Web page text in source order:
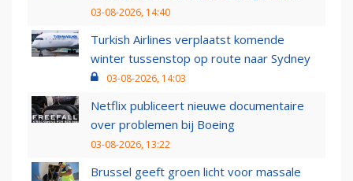
03-08-2026, 14:40
Turkish Airlines verplaatst komende
winter tussenstop op route naar Sydney
03-08-2026, 14:03
Netflix publiceert nieuwe documentaire
over problemen bij Boeing
03-08-2026, 13:22
Brussel geeft groen licht voor massale